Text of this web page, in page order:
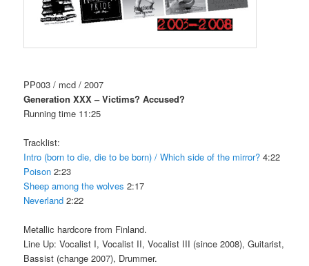
PP003 / mcd / 2007
Generation XXX – Victims? Accused?
Running time 11:25
Tracklist:
Intro (born to die, die to be born) / Which side of the mirror? 4:22
Poison 2:23
Sheep among the wolves 2:17
Neverland 2:22
Metallic hardcore from Finland.
Line Up: Vocalist I, Vocalist II, Vocalist III (since 2008), Guitarist,
Bassist (change 2007), Drummer.